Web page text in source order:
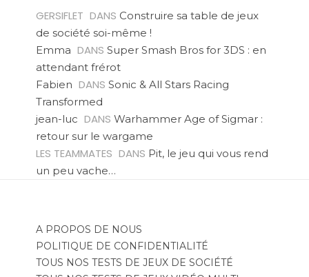
GERSIFLET DANS Construire sa table de jeux
de société soi-même !
Emma DANS Super Smash Bros for 3DS : en
attendant frérot
Fabien DANS Sonic & All Stars Racing
Transformed
jean-luc DANS Warhammer Age of Sigmar :
retour sur le wargame
LES TEAMMATES DANS Pit, le jeu qui vous rend
un peu vache…
A PROPOS DE NOUS
POLITIQUE DE CONFIDENTIALITÉ
TOUS NOS TESTS DE JEUX DE SOCIÉTÉ